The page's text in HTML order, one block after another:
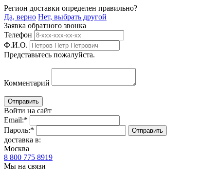
Регион доставки определен правильно?
Да, верно Нет, выбрать другой
Заявка обратного звонка
Телефон
Ф.И.О.
Представьтесь пожалуйста.
Комментарий
Войти на сайт
Email:*
Пароль:*
доставка в:
Москва
8 800 775 8919
Мы на связи